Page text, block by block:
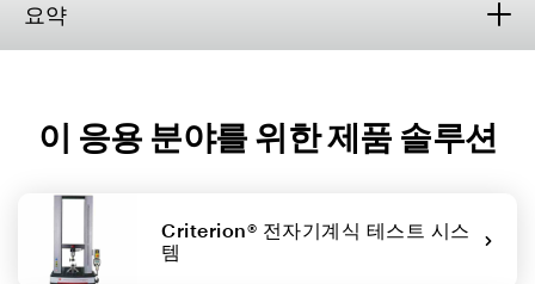
요약
이 응용 분야를 위한 제품 솔루션
Criterion® 전자기계식 테스트 시스
템